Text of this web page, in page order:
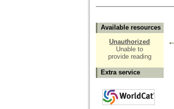
Available resources
Unauthorized
Unable to
provide reading
Extra service